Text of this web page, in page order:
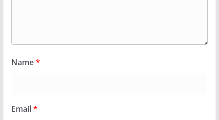
Name*
Email*